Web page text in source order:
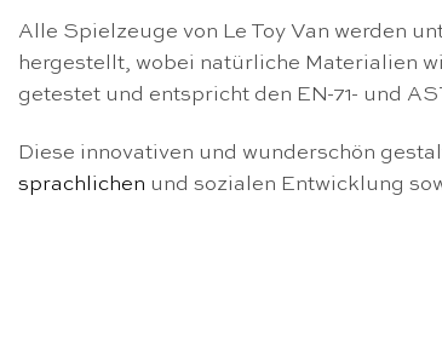
Alle Spielzeuge von Le Toy Van werden
hergestellt, wobei natürliche Materialien
getestet und entspricht den EN-71- und
Diese innovativen und wunderschön
sprachlichen und sozialen Entwicklung